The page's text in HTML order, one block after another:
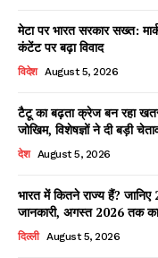
Facebook
X
Read
मेटा पर भारत सरकार सख्त:
कंटेंट पर बढ़ा विवाद
विदेश August 5, 2026
टैटू का बढ़ता क्रेज बन रहा
जोखिम, विशेषज्ञों ने दी बड़ी
देश August 5, 2026
भारत में कितने राज्य हैं?
जानकारी, अगस्त 2026 तक
दिल्ली August 5, 2026